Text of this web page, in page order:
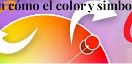
cómo el color y